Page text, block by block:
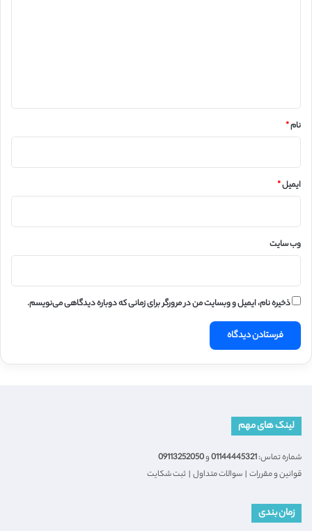
نام*
ایمیل*
وب‌ سایت
ذخیره نام، ایمیل و وبسایت من در مرورگر برای زمانی که دوباره دیدگاهی می‌نویسم.
لینک های مهم
شماره تماس:01144445321و09113252050
قوانین و مقررات | سوالات متداول | ثبت شکایت
زمان بندی